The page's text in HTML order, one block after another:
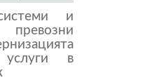
и
в